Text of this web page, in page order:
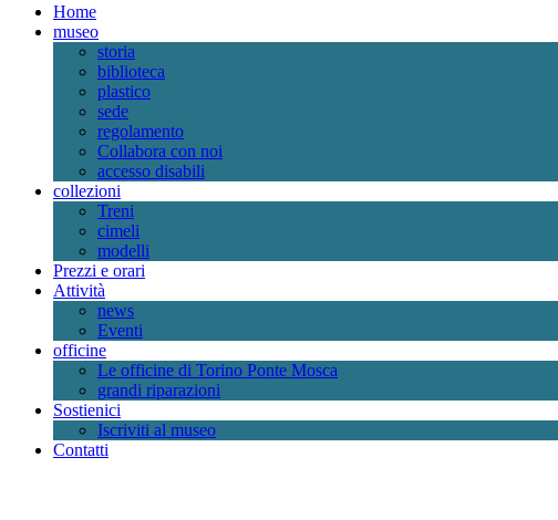
Home
museo
storia
biblioteca
plastico
sede
regolamento
Collabora con noi
accesso disabili
collezioni
Treni
cimeli
modelli
Prezzi e orari
Attività
news
Eventi
officine
Le officine di Torino Ponte Mosca
grandi riparazioni
Sostienici
Iscriviti al museo
Contatti